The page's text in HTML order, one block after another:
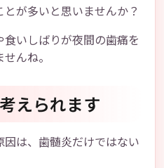
が多いと思いませんか？
いしばりが夜間の歯痛を
んね。
えられます
は、歯髄炎だけではない